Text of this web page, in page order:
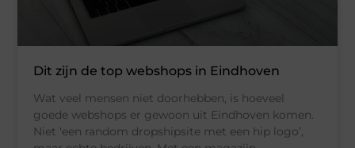
Dit zijn de top webshops in Eindhoven
Wat veel mensen niet doorhebben, is hoeveel
goede webshops er gewoon uit Eindhoven komen.
Niet ‘een random dropshipsite met een hip logo’,